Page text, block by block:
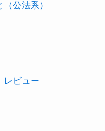
公法系）
レビュー